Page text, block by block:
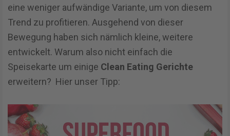
eine weniger aufwändige Variante, um von diesem
Trend zu profitieren. Ausgehend von dieser
Bewegung haben sich nämlich kleine, weitere
entwickelt. Warum also nicht einfach die
Speisekarte um einige Clean Eating Gerichte
erweitern? Hier unser Tipp: